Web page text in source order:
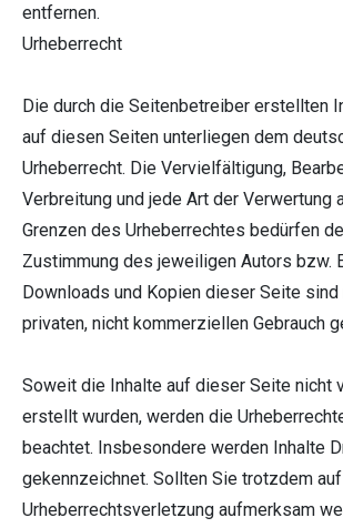
entfernen.
Urheberrecht
Die durch die Seitenbetreiber erstellten
auf diesen Seiten unterliegen dem
Urheberrecht. Die Vervielfältigung,
Verbreitung und jede Art der Verwertung
Grenzen des Urheberrechtes bedürfen
Zustimmung des jeweiligen Autors bzw.
Downloads und Kopien dieser Seite sind
privaten, nicht kommerziellen Gebrauch
Soweit die Inhalte auf dieser Seite nicht
erstellt wurden, werden die
beachtet. Insbesondere werden Inhalte
gekennzeichnet. Sollten Sie trotzdem
Urheberrechtsverletzung aufmerksam